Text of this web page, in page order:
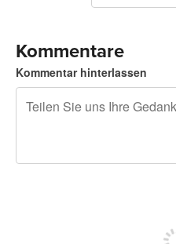
Kommentare
Kommentar hinterlassen